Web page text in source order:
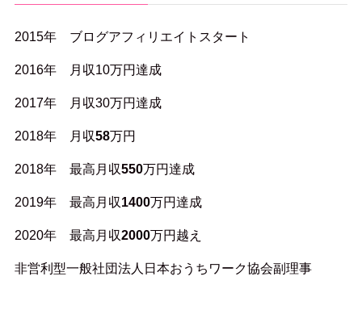
2015年 ブログアフィリエイトスタート
2016年 月収10万円達成
2017年 月収30万円達成
2018年 月収58万円
2018年 最高月収550万円達成
2019年 最高月収1400万円達成
2020年 最高月収2000万円越え
非営利型一般社団法人日本おうちワーク協会副理事